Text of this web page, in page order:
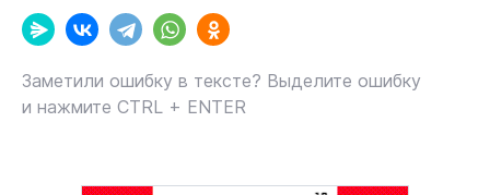
Заметили ошибку в тексте? Выделите ошибку
и нажмите CTRL + ENTER